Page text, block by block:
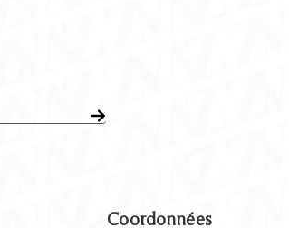
Coordonnées